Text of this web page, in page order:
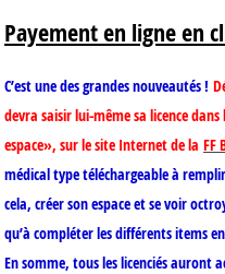
Payement en ligne en
C’est une des grandes nouveautés !
devra saisir lui-même sa licence
espace», sur le site Internet de la FF
médical type téléchargeable à
cela, créer son espace et se voir
qu’à compléter les différents items
En somme, tous les licenciés auront